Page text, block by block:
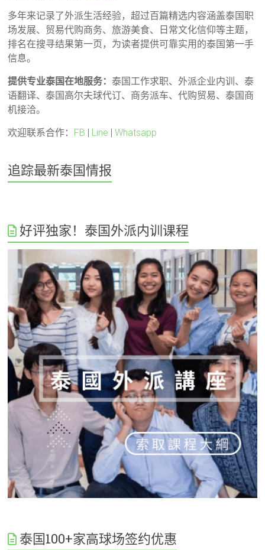
多年来记录了外派生活经验，超过百篇精选内容涵盖泰国职
场发展、贸易代购商务、旅游美食、日常文化信仰等主题，
排名在搜寻结果第一页，为读者提供可靠实用的泰国第一手
信息。
提供专业泰国在地服务：泰国工作求职、外派企业内训、泰
语翻译、泰国高尔夫球代订、商务派车、代购贸易、泰国商
机接洽。
欢迎联系合作： FB | Line |Whatsapp
追踪最新泰国情报
好评独家！泰国外派内训课程
泰国100+家高球场签约优惠